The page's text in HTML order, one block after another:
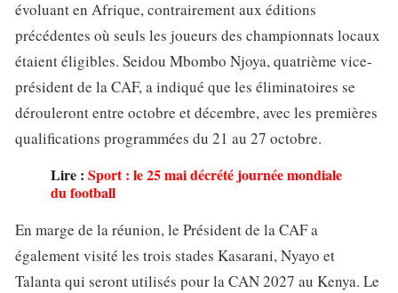
évoluant en Afrique, contrairement aux éditions
précédentes où seuls les joueurs des championnats locaux
étaient éligibles. Seidou Mbombo Njoya, quatrième vice-
président de la CAF, a indiqué que les éliminatoires se
dérouleront entre octobre et décembre, avec les premières
qualifications programmées du 21 au 27 octobre.
Lire : Sport : le 25 mai décrété journée mondiale
du football
En marge de la réunion, le Président de la CAF a
également visité les trois stades Kasarani, Nyayo et
Talanta qui seront utilisés pour la CAN 2027 au Kenya. Le